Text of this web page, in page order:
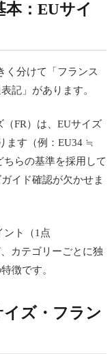
：EUサイ
く分けて「フランス
記」があります。
FR）は、EUサイズ
ます（例：EU34 ≒
らの基準を採用して
イド確認が欠かせま
ント（1点
カテゴリーごとに独
徴です。
ズ・フラン